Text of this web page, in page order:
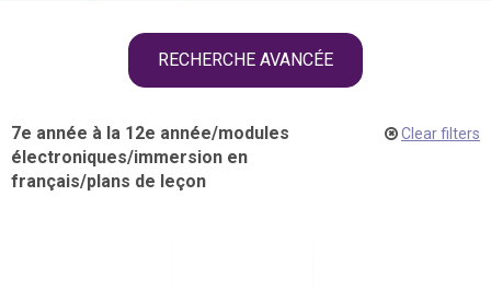
RECHERCHE AVANCÉE
7e année à la 12e année/modules
électroniques/immersion en
français/plans de leçon
Clear filters